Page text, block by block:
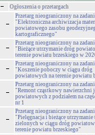
Ogłoszenia o przetargach
Przetarg nieograniczony na
"Elektroniczna archiwizacja
powiatowego zasobu
kartograficznego"
Przetarg nieograniczony na
"Bieżące utrzymanie dróg
terenie powiatu brzeskiego w
Przetarg nieograniczony na
"Koszenie poboczy w ciągu dróg
powiatowych na terenie powiatu
Przetarg nieograniczony na
"Remont cząstkowy nawierzchni
powiatowych z podziałem na
nr 1
Przetarg nieograniczony na
"Pielęgnacja i bieżące utrzymanie
zielonych w ciągu dróg
terenie powiatu brzeskiego"